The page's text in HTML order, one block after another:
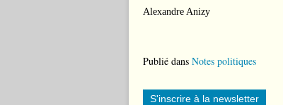
Alexandre Anizy
Publié dans Notes politiques
S'inscrire à la newsletter